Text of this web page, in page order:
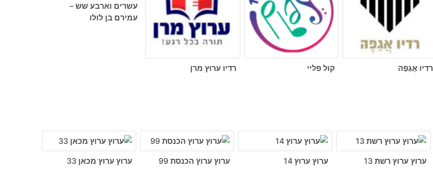
רדיו אֲגַפֶה קול פליי רדיו ערוץ מרן
עשרים וארבע שש –
עמירם בן לולו
ערוץ ערוץ רשת 13 ערוץ ערוץ 14 ערוץ ערוץ הכנסת 99 ערוץ ערוץ מכאן 33